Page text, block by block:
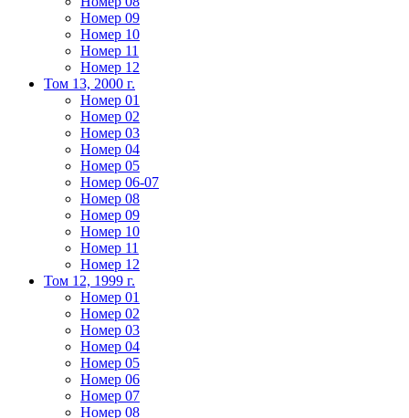
Номер 09
Номер 10
Номер 11
Номер 12
Том 13, 2000 г.
Номер 01
Номер 02
Номер 03
Номер 04
Номер 05
Номер 06-07
Номер 08
Номер 09
Номер 10
Номер 11
Номер 12
Том 12, 1999 г.
Номер 01
Номер 02
Номер 03
Номер 04
Номер 05
Номер 06
Номер 07
Номер 08